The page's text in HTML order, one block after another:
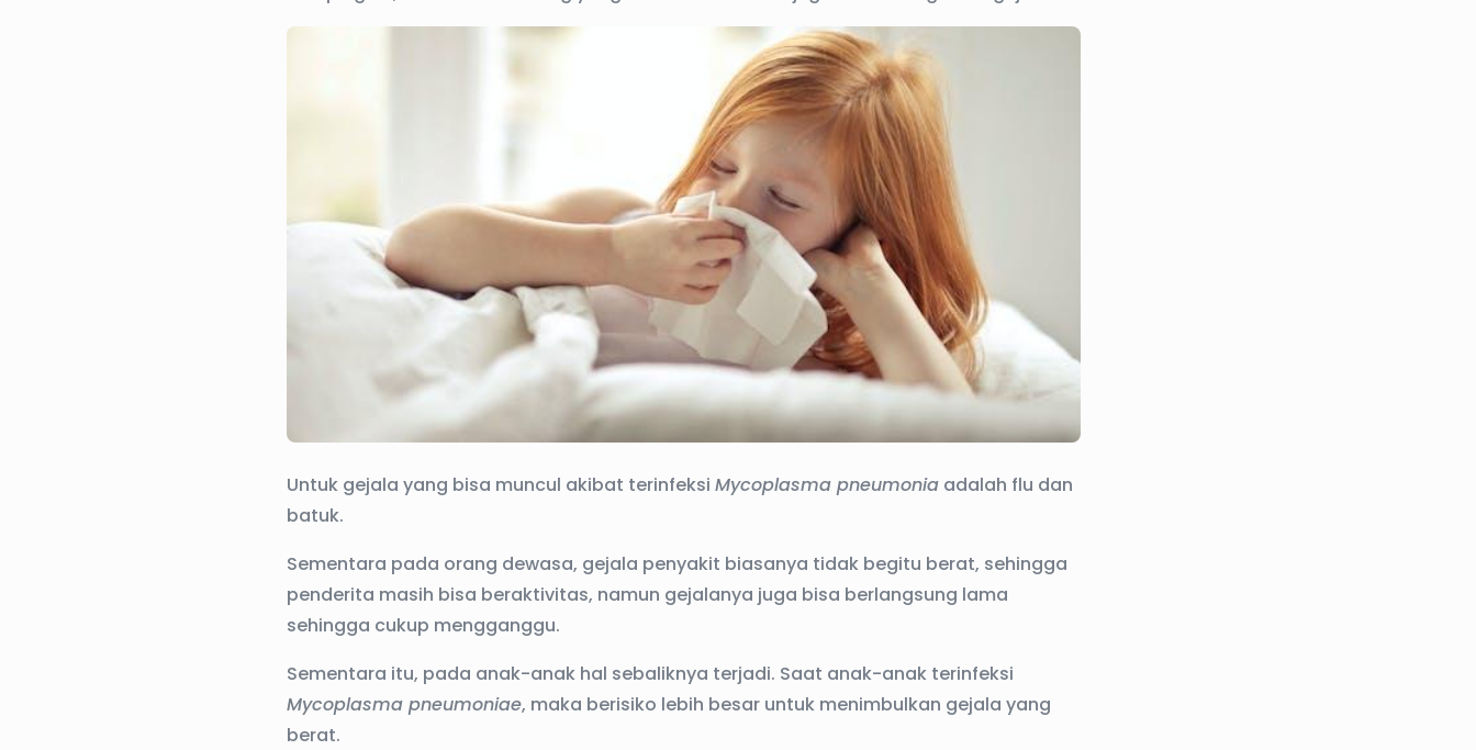
Untuk gejala yang bisa muncul akibat terinfeksi Mycoplasma pneumoniaadalah flu dan
batuk.
Sementara pada orang dewasa, gejala penyakit biasanya tidak begitu berat, sehingga
penderita masih bisa beraktivitas, namun gejalanya juga bisa berlangsung lama
sehingga cukup mengganggu.
Sementara itu, pada anak-anak hal sebaliknya terjadi. Saat anak-anak terinfeksi
Mycoplasma pneumoniae, maka berisiko lebih besar untuk menimbulkan gejala yang
berat.